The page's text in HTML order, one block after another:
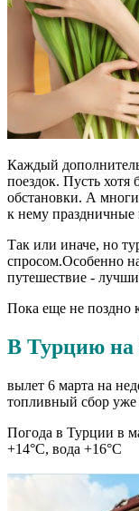
Каждый
поездок. Пусть
обстановки. А
к нему
Так или иначе, но
спросом.Особенно
путешествие -
Пока еще не поздно
В Турцию на
вылет 6 марта на
топливный сбор уже
Погода в Турции в
+14°С, вода +16°С